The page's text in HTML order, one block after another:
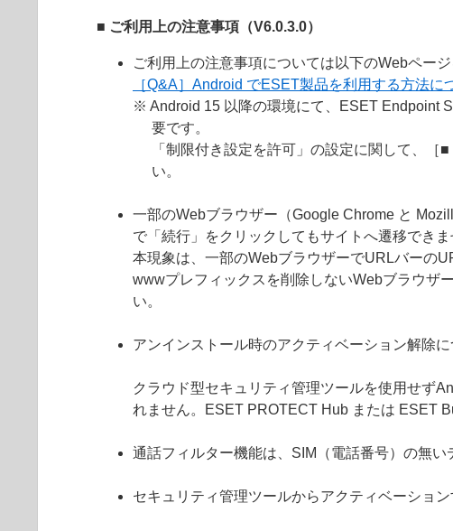
■ ご利用上の注意事項（V6.0.3.0）
ご利用上の注意事項については以下のWebページ
［Q&A］Android でESET製品を利用する方法に
※ Android 15 以降の環境にて、ESET Endpoint
要です。
「制限付き設定を許可」の設定に関して、
い。
一部のWebブラウザー（Google Chrome と
で「続行」をクリックしてもサイトへ遷移できま
本現象は、一部のWebブラウザーでURLバーの
wwwプレフィックスを削除しないWebブラウザ
い。
アンインストール時のアクティベーション解除に
クラウド型セキュリティ管理ツールを使用せず
れません。ESET PROTECT Hub または ESET
通話フィルター機能は、SIM（電話番号）の無い
セキュリティ管理ツールからアクティベーショ